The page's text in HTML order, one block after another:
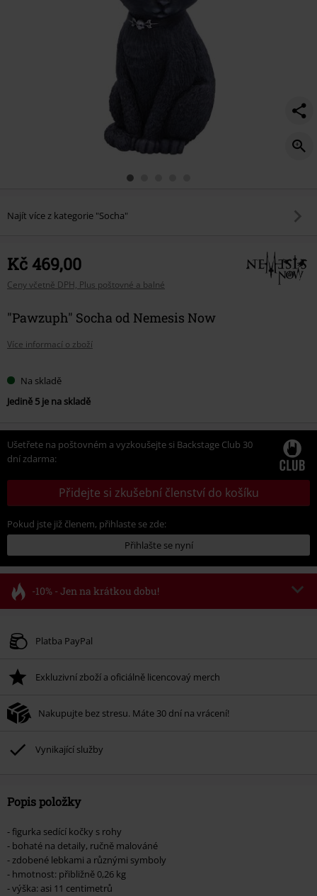
Najít více z kategorie "Socha"
Kč 469,00
Ceny včetně DPH, Plus poštovné a balné
"Pawzuph" Socha od Nemesis Now
Více informací o zboží
Na skladě
Jedině 5 je na skladě
Ušetřete na poštovném a vyzkoušejte si Backstage Club 30
dní zdarma:
Přidejte si zkušební členství do košíku
Pokud jste již členem, přihlaste se zde:
Přihlašte se nyní
-10% - Jen na krátkou dobu!
Platné do 8/11/26
Po zadání kódu v košíku, se sleva uplatní automaticky.
Nelze kombinovat s jinými akciovými kódy. Sleva se nevztahuje na: knihy,
média, vstupenky, Rammstein, (Till) Lindemann, Böhse Onkelz, Broilers, Die
podpoříte nadaci.
Platba PayPal
Exkluzivní zboží a oficiálně licencovaý merch
Nakupujte bez stresu. Máte 30 dní na vrácení!
Vynikající služby
Popis položky
- figurka sedící kočky s rohy
- bohaté na detaily, ručně malováné
- zdobené lebkami a různými symboly
- hmotnost: přibližně 0,26 kg
- výška: asi 11 centimetrů